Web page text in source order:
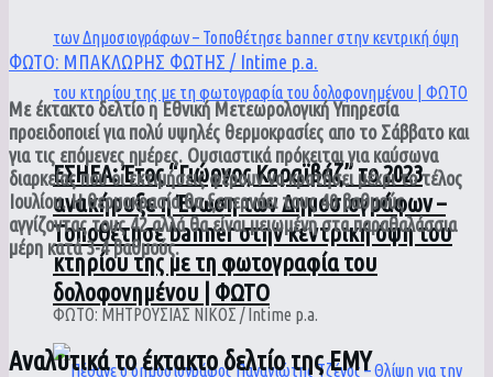
ΕΣΗΕΑ: Έτος “Γιώργος Καραϊβάζ” το 2023
ανακήρυξε η Ένωση των Δημοσιογράφων –
Τοποθέτησε banner στην κεντρική όψη του
κτηρίου της με τη φωτογραφία του
δολοφονημένου | ΦΩΤΟ
ΦΩΤΟ: ΜΠΑΚΛΩΡΗΣ ΦΩΤΗΣ / Intime p.a.
Με έκτακτο δελτίο η Εθνική Μετεωρολογική Υπηρεσία
προειδοποιεί για πολύ υψηλές θερμοκρασίες απο το Σάββατο και
για τις επόμενες ημέρες. Ουσιαστικά πρόκειται για καύσωνα
διαρκείας που οι εκτιμήσεις φέρουν να κρατήσει μέχρι το τέλος
Ιουλίου. Η θερμοκρασία θα ξεπερνάει τους 40 βαθμούς
αγγίζοντας τους 42 αλλά θα είναι μειωμένη στα παραθαλάσσια
μέρη κατά 3-4 βαθμούς.
ΦΩΤΟ: ΜΗΤΡΟΥΣΙΑΣ ΝΙΚΟΣ / Intime p.a.
Αναλυτικά το έκτακτο δελτίο της ΕΜΥ